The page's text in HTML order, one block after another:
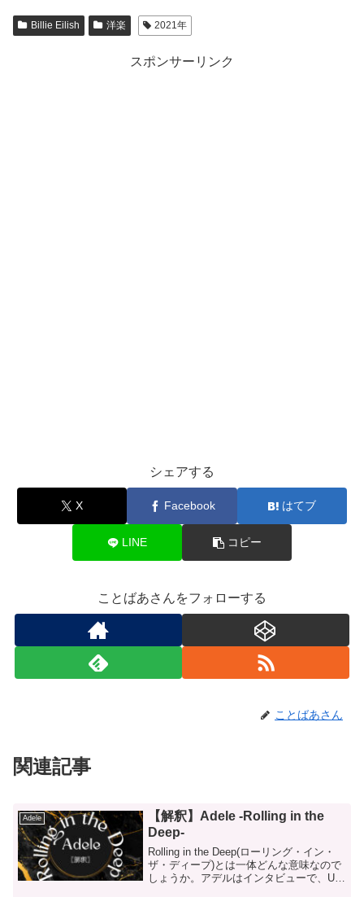
Billie Eilish 洋楽 2021年
スポンサーリンク
シェアする
X Facebook はてブ
LINE コピー
ことばあさんをフォローする
ことばあさん
関連記事
Adele
【解釈】Adele -Rolling in the
Deep-
Rolling in the Deep(ローリング・イン・
ザ・ディープ)とは一体どんな意味なので
しょうか。アデルはインタビューで、UK